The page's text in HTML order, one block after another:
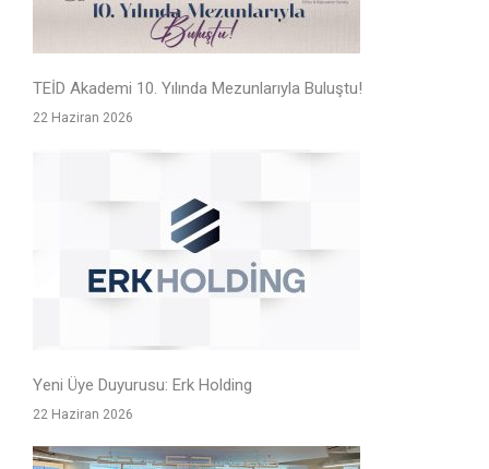
TEİD Akademi 10. Yılında Mezunlarıyla Buluştu!
22 Haziran 2026
Yeni Üye Duyurusu: Erk Holding
22 Haziran 2026